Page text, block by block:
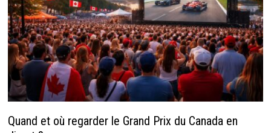
Quand et où regarder le Grand Prix du Canada en